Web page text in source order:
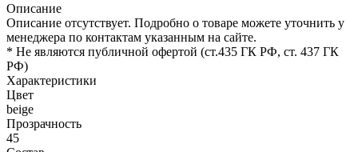
Описание
Описание отсутствует. Подробно о товаре можете уточнить у
менеджера по контактам указанным на сайте.
* Не являются публичной офертой (ст.435 ГК РФ, cт. 437 ГК
РФ)
Характеристики
Цвет
beige
Прозрачность
45